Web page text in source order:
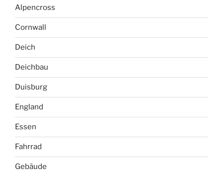
Alpencross
Cornwall
Deich
Deichbau
Duisburg
England
Essen
Fahrrad
Gebäude